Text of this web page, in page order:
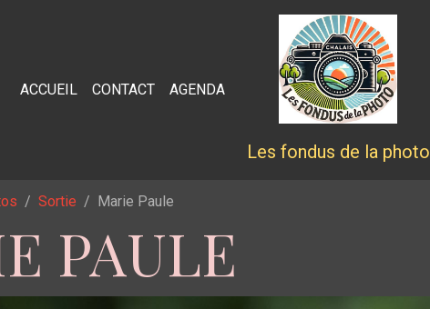
ACCUEIL CONTACT AGENDA
Les fondus de la photo
Sortie Marie Paule
PAULE